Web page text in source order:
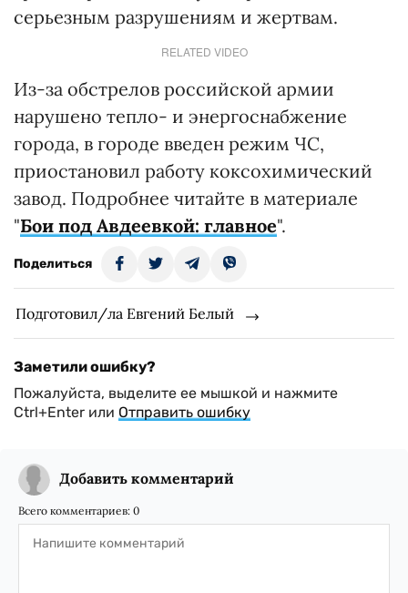
серьезным разрушениям и жертвам.
RELATED VIDEO
Из-за обстрелов российской армии
нарушено тепло- и энергоснабжение
города, в городе введен режим ЧС,
приостановил работу коксохимический
завод. Подробнее читайте в материале
"Бои под Авдеевкой: главное".
Поделиться
Подготовил/ла Евгений Белый
Заметили ошибку?
Пожалуйста, выделите ее мышкой и нажмите
Ctrl+Enter или Отправить ошибку
Добавить комментарий
Всего комментариев: 0